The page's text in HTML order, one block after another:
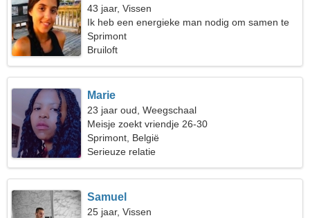
43 jaar, Vissen
Ik heb een energieke man nodig om samen te
gaan kamperen
Sprimont
Bruiloft
Marie
23 jaar oud, Weegschaal
Meisje zoekt vriendje 26-30
Sprimont, België
Serieuze relatie
Samuel
25 jaar, Vissen